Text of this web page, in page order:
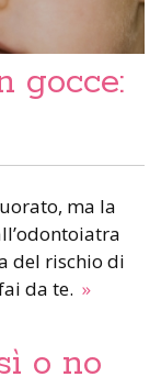
gocce:
ma la
del rischio di
da te. »
o no